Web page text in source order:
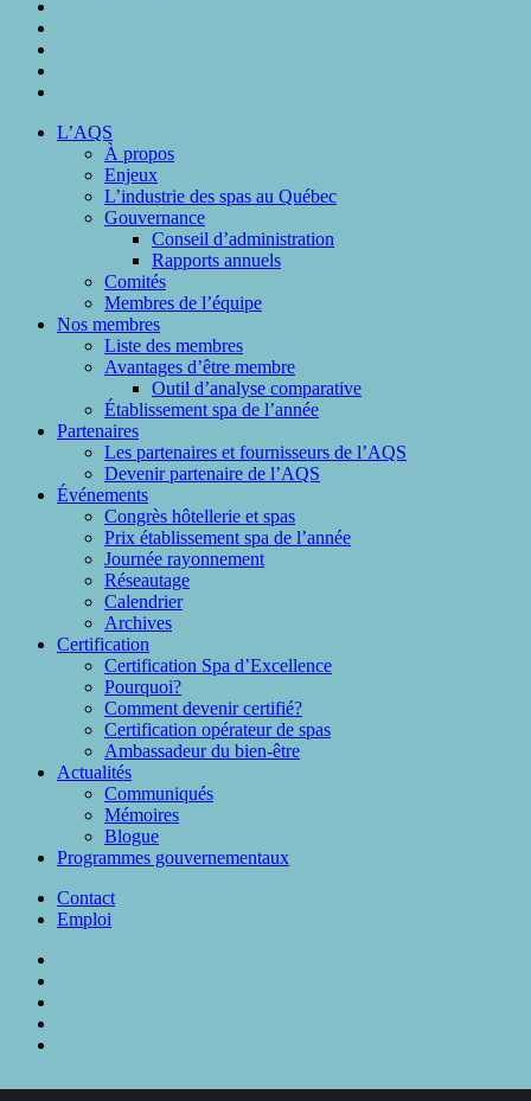
Close
L’AQS
À propos
Enjeux
L’industrie des spas au Québec
Gouvernance
Conseil d’administration
Rapports annuels
Comités
Membres de l’équipe
Nos membres
Liste des membres
Avantages d’être membre
Outil d’analyse comparative
Établissement spa de l’année
Partenaires
Les partenaires et fournisseurs de l’AQS
Devenir partenaire de l’AQS
Événements
Congrès hôtellerie et spas
Prix établissement spa de l’année
Journée rayonnement
Réseautage
Calendrier
Archives
Certification
Certification Spa d’Excellence
Pourquoi?
Comment devenir certifié?
Certification opérateur de spas
Ambassadeur du bien-être
Actualités
Communiqués
Mémoires
Blogue
Programmes gouvernementaux
Contact
Emploi